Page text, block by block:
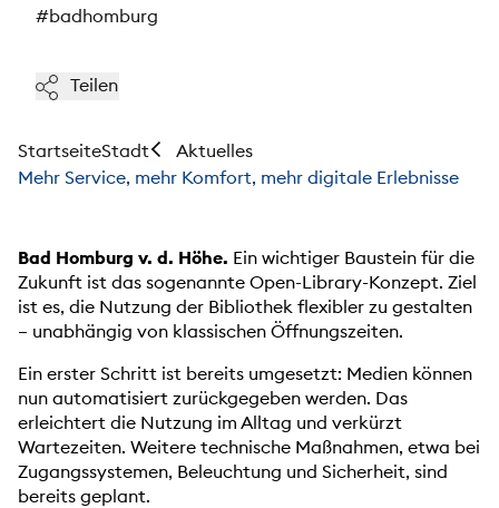
#badhomburg
Teilen
StartseiteStadt
Aktuelles
Mehr Service, mehr Komfort, mehr digitale Erlebnisse
Bad Homburg v. d. Höhe. Ein wichtiger Baustein für die
Zukunft ist das sogenannte Open-Library-Konzept. Ziel
ist es, die Nutzung der Bibliothek flexibler zu gestalten
– unabhängig von klassischen Öffnungszeiten.
Ein erster Schritt ist bereits umgesetzt: Medien können
nun automatisiert zurückgegeben werden. Das
erleichtert die Nutzung im Alltag und verkürzt
Wartezeiten. Weitere technische Maßnahmen, etwa bei
Zugangssystemen, Beleuchtung und Sicherheit, sind
bereits geplant.